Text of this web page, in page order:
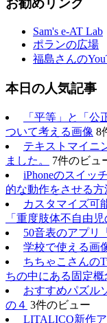
お勧めリンク
Sam's e-AT Lab
ポランの広場
福島さんの
本日の人気記事
「平等」と「
ついて考える画像 8
テキストマイニ
ました。
7件のビュ
iPhoneのスイッ
的な動作をさせる方
カスタマイズ可
「重度肢体不自由
50音表のアプリ
学校で使える画
ちちゃこさんの
ちの中にある固定概
おすすめパズル
の４ 3件のビュー
LITALICO新作